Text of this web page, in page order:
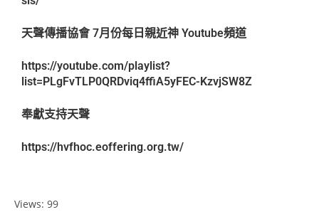
天聲傳播協會 7月份每日親近神 Youtube頻道
https://youtube.com/playlist?
list=PLgFvTLP0QRDviq4ffiA5yFEC-KzvjSW8Z
奉獻支持天聲
https://hvfhoc.eoffering.org.tw/
Views: 99